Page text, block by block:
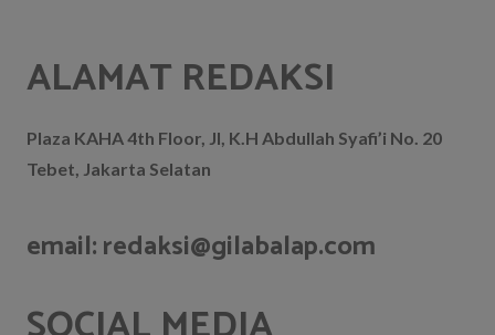
ALAMAT REDAKSI
Plaza KAHA 4th Floor, Jl, K.H Abdullah Syafi’i No. 20
Tebet, Jakarta Selatan
email: redaksi@gilabalap.com